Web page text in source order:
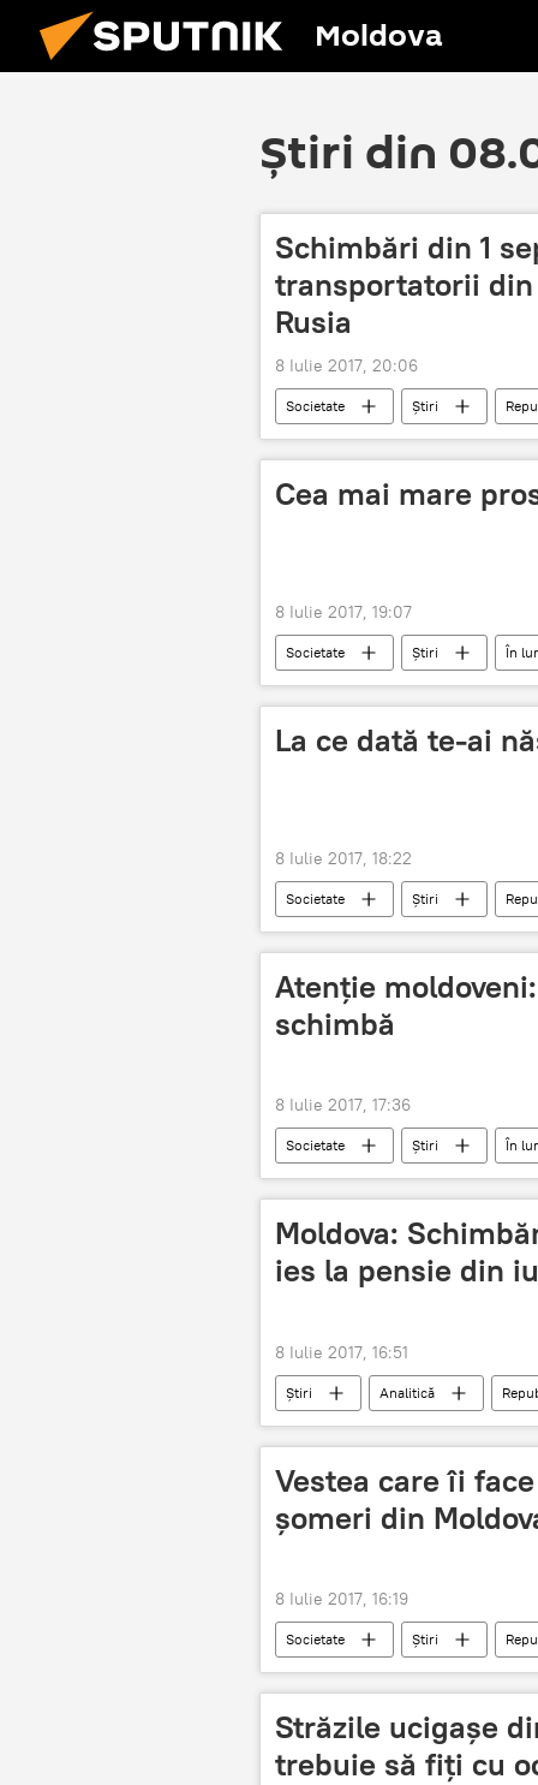
Moldova
Știri din
Schimbări din 1
transportatorii din
Rusia
8 Iulie 2017, 20:06
Societate Știri
transportatori
Cea mai mare
8 Iulie 2017, 19:07
Societate Știri În
La ce dată te-ai
8 Iulie 2017, 18:22
Societate Știri
data de naștere
Atenție
schimbă
8 Iulie 2017, 17:36
Societate Știri În
Moldova:
ies la pensie din
8 Iulie 2017, 16:51
Știri Analitică
stagiu de cotizare
vârsta de
Vestea care îi
șomeri din
8 Iulie 2017, 16:19
Societate Știri
agenți economici
șomeri
Străzile ucigașe
trebuie să fiți cu